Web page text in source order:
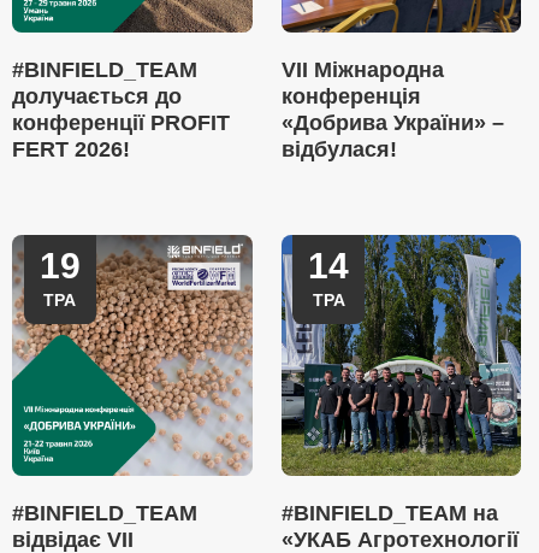
#BINFIELD_TEAM
долучається до
конференції PROFIT
FERT 2026!
VII Міжнародна
конференція
«Добрива України» –
відбулася!
19
ТРА
#BINFIELD_TEAM
відвідає VII
14
ТРА
#BINFIELD_TEAM на
«УКАБ Агротехнології